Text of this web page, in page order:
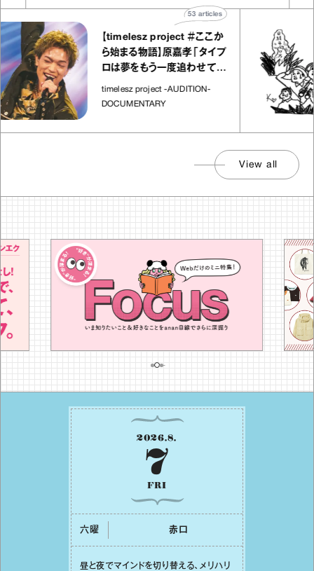
【timelesz project ＃ここか
ら始まる物語】原嘉孝「タイプ
ロは夢をもう一度追わせてく
れた場所」
timelesz project -AUDITION-
DOCUMENTARY
articles
View all
2026.8.
7
FRI
六曜 ⾚⼝
昼と夜でマインドを切り替える、メリハリ